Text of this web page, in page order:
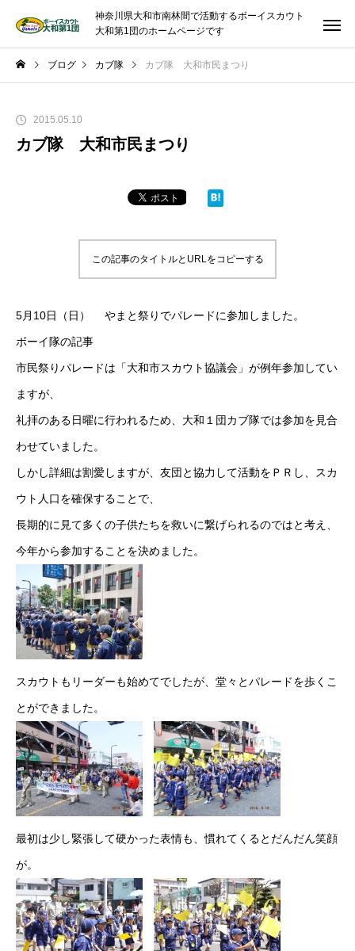
神奈川県大和市南林間で活動するボーイスカウト
大和第1団のホームページです
ブログ カブ隊 カブ隊 大和市民まつり
2015.05.10
カブ隊 大和市民まつり
この記事のタイトルとURLをコピーする
5月10日（日） やまと祭りでパレードに参加しました。
ボーイ隊の記事
市民祭りパレードは「大和市スカウト協議会」が例年参加してい
ますが、
礼拝のある日曜に行われるため、大和１団カブ隊では参加を見合
わせていました。
しかし詳細は割愛しますが、友団と協力して活動をＰＲし、スカ
ウト人口を確保することで、
長期的に見て多くの子供たちを救いに繋げられるのではと考え、
今年から参加することを決めました。
スカウトもリーダーも始めてでしたが、堂々とパレードを歩くこ
とができました。
最初は少し緊張して硬かった表情も、慣れてくるとだんだん笑顔
が。